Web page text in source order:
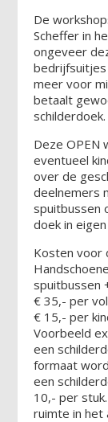
De
Scheffer in
ongeveer
meer voor
betaalt
schilderdoek.
Deze OPEN
eventueel
over de
deelnemers
spuitbussen
doek in
Kosten voor
spuitbussen
€ 35,- per
€ 15,- per
Voorbeeld
een
formaat
een
10,- per
ruimte in het